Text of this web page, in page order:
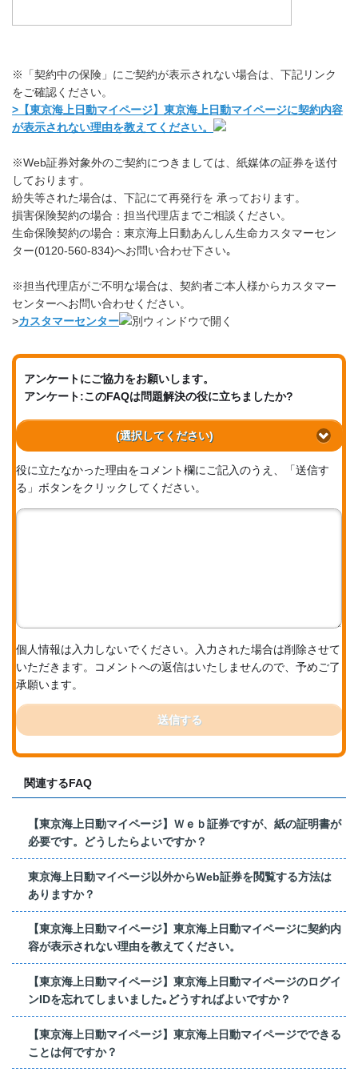
※「契約中の保険」にご契約が表示されない場合は、下記リンク
をご確認ください。
>【東京海上日動マイページ】東京海上日動マイページに契約内容
が表示されない理由を教えてください。
※Web証券対象外のご契約につきましては、紙媒体の証券を送付
しております。
紛失等された場合は、下記にて再発行を 承っております。
損害保険契約の場合：担当代理店までご相談ください。
生命保険契約の場合：東京海上日動あんしん生命カスタマーセン
ター(0120-560-834)へお問い合わせ下さい｡
※担当代理店がご不明な場合は、契約者ご本人様からカスタマー
センターへお問い合わせください。
>カスタマーセンター
アンケートにご協力をお願いします。
アンケート:このFAQは問題解決の役に立ちましたか?
(選択してください)
役に立たなかった理由をコメント欄にご記入のうえ、「送信す
る」ボタンをクリックしてください。
個人情報は入力しないでください。入力された場合は削除させて
いただきます。コメントへの返信はいたしませんので、予めご了
承願います。
送信する
関連するFAQ
【東京海上日動マイページ】Ｗｅｂ証券ですが、紙の証明書が
必要です。どうしたらよいですか？
東京海上日動マイページ以外からWeb証券を閲覧する方法は
ありますか？
【東京海上日動マイページ】東京海上日動マイページに契約内
容が表示されない理由を教えてください。
【東京海上日動マイページ】東京海上日動マイページのログイ
ンIDを忘れてしまいました｡どうすればよいですか？
【東京海上日動マイページ】東京海上日動マイページでできる
ことは何ですか？